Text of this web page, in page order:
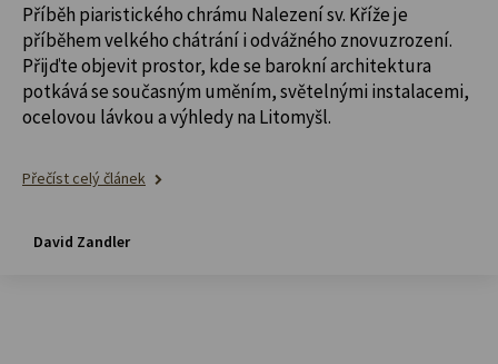
Příběh piaristického chrámu Nalezení sv. Kříže je
příběhem velkého chátrání i odvážného znovuzrození.
Přijďte objevit prostor, kde se barokní architektura
potkává se současným uměním, světelnými instalacemi,
ocelovou lávkou a výhledy na Litomyšl.
Přečíst celý článek
David Zandler